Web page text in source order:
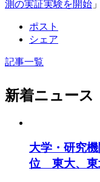
測の実証実験を開始 」
ポスト
シェア
記事一覧
新着ニュース
大学・研究
位 東大、東